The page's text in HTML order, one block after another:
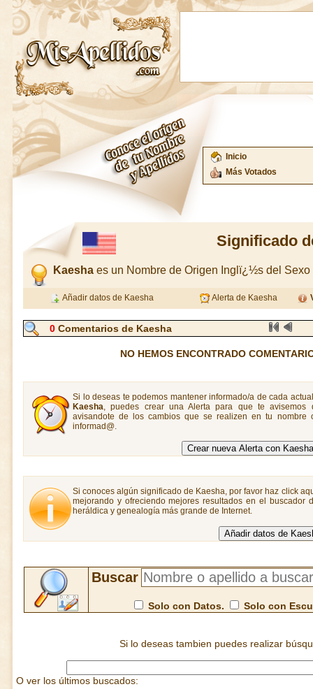
Inicio
Más Votados
Significado
Kaesha es un Nombre de Origen Inglï¿½s del Sexo
Añadir datos de Kaesha Alerta de Kaesha
0 Comentarios de Kaesha
NO HEMOS ENCONTRADO
Si lo deseas te podemos mantener informado/a de cada
Kaesha, puedes crear una Alerta para que te avisemos
avisandote de los cambios que se realizen en tu
informad@.
Si conoces algún significado de Kaesha, por favor haz click
mejorando y ofreciendo mejores resultados en el buscador
heráldica y genealogía más grande de Internet.
Buscar
Solo con Datos. Solo con
Si lo deseas tambien puedes realizar
O ver los últimos buscados: